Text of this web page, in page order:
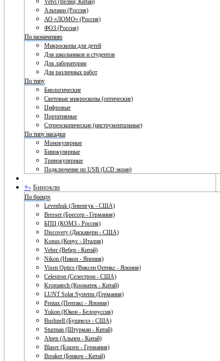
Velvi (Велви; Китай)
Альтами (Россия)
АО «ЛОМО» (Россия)
ФОЗ (Россия)
По назначению
Микроскопы для детей
Для школьников и студентов
Для лаборатории
Для различных работ
По типу
Биологические
Световые микроскопы (оптические)
Цифровые
Портативные
Стереоскопические (инструментальные)
По типу насадки
Монокулярные
Бинокулярные
Тринокулярные
Подключение по USB (LCD экран)
+- Бинокли
По бренду
Levenhuk (Левенгук - США)
Bresser (Брессер - Германия)
БПЦ (КОМЗ - Россия)
Discovery (Дискавери - США)
Konus (Конус - Италия)
Veber (Вебер - Китай)
Nikon (Никон - Япония)
Vixen Optics (Виксен Оптикс - Япония)
Celestron (Селестрон - США)
Kromatech (Кроматек - Китай)
LUNT Solar Systems (Германия)
Pentax (Пентакс - Япония)
Yukon (Юкон - Белоруссия)
Bushnell (Бушнелл - США)
Sturman (Штурман - Китай)
Alpen (Альпен - Китай)
Blaser (Блазер - Германия)
Breaker (Брикер - Китай)